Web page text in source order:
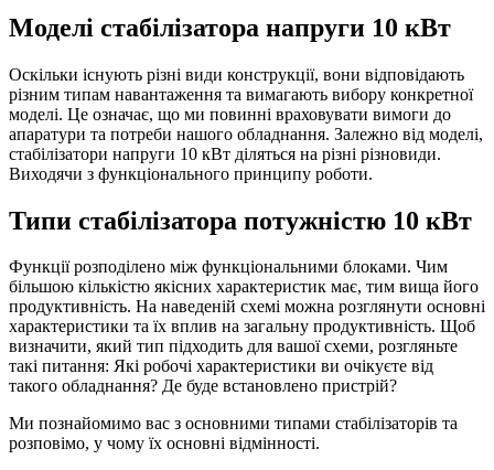
Моделі стабілізатора напруги 10 кВт
Оскільки існують різні види конструкції, вони відповідають
різним типам навантаження та вимагають вибору конкретної
моделі. Це означає, що ми повинні враховувати вимоги до
апаратури та потреби нашого обладнання. Залежно від моделі,
стабілізатори напруги 10 кВт діляться на різні різновиди.
Виходячи з функціонального принципу роботи.
Типи стабілізатора потужністю 10 кВт
Функції розподілено між функціональними блоками. Чим
більшою кількістю якісних характеристик має, тим вища його
продуктивність. На наведеній схемі можна розглянути основні
характеристики та їх вплив на загальну продуктивність. Щоб
визначити, який тип підходить для вашої схеми, розгляньте
такі питання: Які робочі характеристики ви очікуєте від
такого обладнання? Де буде встановлено пристрій?
Ми познайомимо вас з основними типами стабілізаторів та
розповімо, у чому їх основні відмінності.